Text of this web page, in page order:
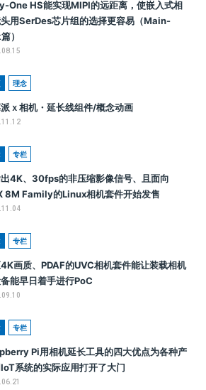
One HS能实现MIPI的远距离，使嵌入式相
用SerDes芯片组的选择更容易（Main-
）
理念
ｘ相机・延长线组件/概念动画
专栏
4K、30fps的非压缩影像信号、且面向
8M Family的Linux相机套件开始发售
专栏
画质、PDAF的UVC相机套件能让装载相机
能早日着手进行PoC
专栏
Pi用相机延长工具的四大优点为各种产
系统的实际应用打开了大门